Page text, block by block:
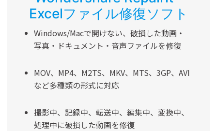
Excelファイル修復ソフト
Windows/Macで開けない、破損した動画・
写真・ドキュメント・音声ファイルを修復
MOV、MP4、M2TS、MKV、MTS、3GP、AVI
など多種類の形式に対応
撮影中、記録中、転送中、編集中、変換中、
処理中に破損した動画を修復